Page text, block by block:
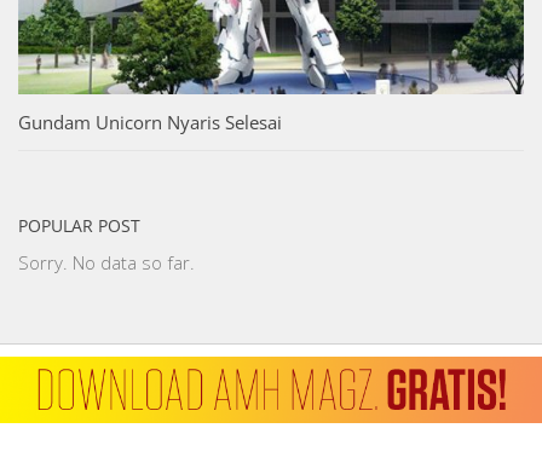
Gundam Unicorn Nyaris Selesai
POPULAR POST
Sorry. No data so far.